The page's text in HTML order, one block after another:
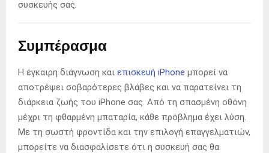
συσκευής σας.
Συμπέρασμα
Η έγκαιρη διάγνωση και επισκευή iPhone μπορεί να
αποτρέψει σοβαρότερες βλάβες και να παρατείνει τη
διάρκεια ζωής του iPhone σας. Από τη σπασμένη οθόνη
μέχρι τη φθαρμένη μπαταρία, κάθε πρόβλημα έχει λύση.
Με τη σωστή φροντίδα και την επιλογή επαγγελματιών,
μπορείτε να διασφαλίσετε ότι η συσκευή σας θα